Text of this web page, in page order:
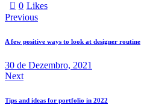
0 Likes
Navegação
de
Previous
A few positive ways to look at designer routine
30 de Dezembro, 2021
Next
Tips and ideas for portfolio in 2022